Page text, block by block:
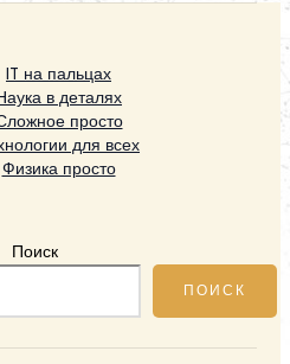
IT на пальцах
в деталях
просто
для всех
Физика просто
Поиск
ПОИСК